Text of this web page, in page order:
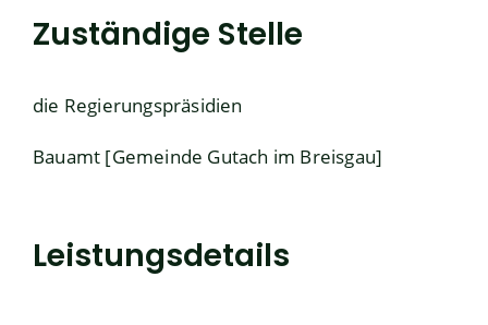
Zuständige Stelle
die Regierungspräsidien
Bauamt [Gemeinde Gutach im Breisgau]
Leistungsdetails